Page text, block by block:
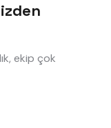
ekip çok